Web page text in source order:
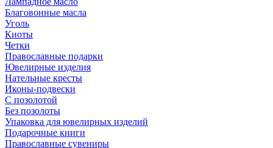
Благовонные масла
Уголь
Киоты
Четки
Православные подарки
Ювелирные изделия
Нательные кресты
Иконы-подвески
С позолотой
Без позолоты
Упаковка для ювелирных изделий
Подарочные книги
Православные сувениры